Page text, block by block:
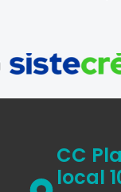
CC
local